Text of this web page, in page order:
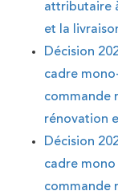
attributaire
et la
Décision
cadre
commande
rénovation
Décision
cadre
commande